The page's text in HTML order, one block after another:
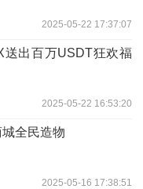
2025-05-22 17:37:07
送出百万USDT狂欢福
2025-05-22 16:53:20
全民造物
2025-05-16 17:38:51